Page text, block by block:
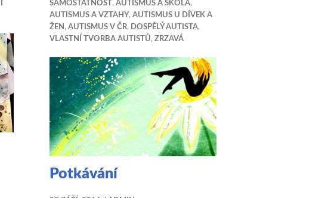
SAMOSTATNOST, AUTISMUS A ŠKOLA,
AUTISMUS A VZTAHY, AUTISMUS U DÍVEK A
ŽEN , AUTISMUS V ČR, DOSPĚLÝ AUTISTA,
VLASTNÍ TVORBA AUTISTŮ, ZRZAVÁ
Potkávání